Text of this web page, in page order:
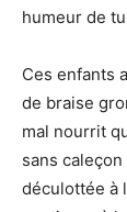
humeur de
Ces enfants
de braise
mal nourrit
sans
déculottée à